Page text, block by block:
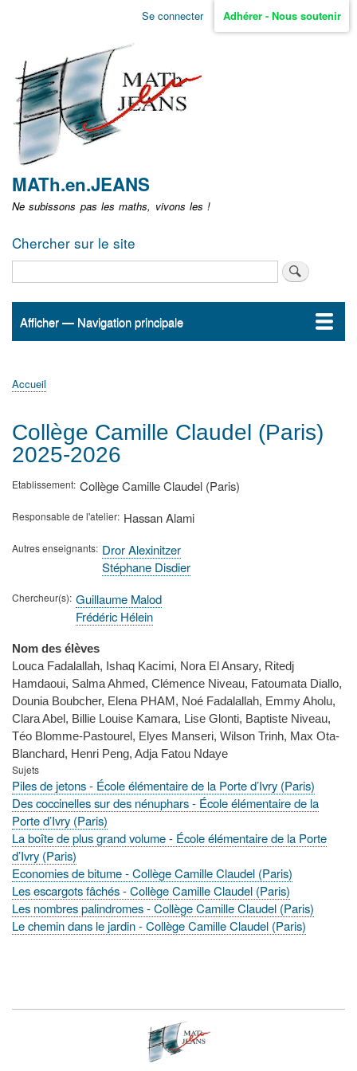
Aller
non
identifié
Se connecter Adhérer - Nous soutenir
MATh.en.JEANS
Ne subissons pas les maths, vivons les !
Chercher sur le site
Navigation
Afficher — Navigation principale
Accueil
ActualitésMATh.en.JEANS ?
Régions et Ateliers
Créer, gérer un atelier
Sujets/Publications
Congrès
d'Ariane
Accueil
Collège Camille Claudel (Paris)
2025-2026
Etablissement Collège Camille Claudel (Paris)
Responsable de l'atelier Hassan Alami
Autres enseignants Dror Alexinitzer
Stéphane Disdier
Chercheur(s) Guillaume Malod
Frédéric Hélein
Nom des élèves
Louca Fadalallah, Ishaq Kacimi, Nora El Ansary, Ritedj
Hamdaoui, Salma Ahmed, Clémence Niveau, Fatoumata Diallo,
Dounia Boubcher, Elena PHAM, Noé Fadalallah, Emmy Aholu,
Clara Abel, Billie Louise Kamara, Lise Glonti, Baptiste Niveau,
Téo Blomme-Pastourel, Elyes Manseri, Wilson Trinh, Max Ota-
Blanchard, Henri Peng, Adja Fatou Ndaye
Sujets
Piles de jetons - École élémentaire de la Porte d’Ivry (Paris)
Des coccinelles sur des nénuphars - École élémentaire de la
Porte d’Ivry (Paris)
La boîte de plus grand volume - École élémentaire de la Porte
d’Ivry (Paris)
Economies de bitume - Collège Camille Claudel (Paris)
Les escargots fâchés - Collège Camille Claudel (Paris)
Les nombres palindromes - Collège Camille Claudel (Paris)
Le chemin dans le jardin - Collège Camille Claudel (Paris)